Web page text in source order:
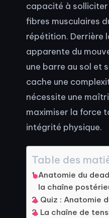
capacité à
fibres musculaires
répétition. Derrière
apparente du
une barre au sol et
cache une
nécessite une
maximiser la force
intégrité physique.
Table des
Anatomie du
la chaîne
Quiz : Anatomie
La chaîne de